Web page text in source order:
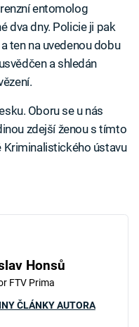
entomolog
dva dny. Policie ji pak
ten na uvedenou dobu
a shledán
Oboru se u nás
zdejší ženou s tímto
Kriminalistického ústavu
Honsů
FTV Prima
ČLÁNKY AUTORA